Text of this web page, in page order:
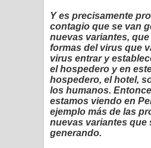
Y es precisamente
contagio que se van
nuevas variantes,
formas del virus que
virus entrar y
el hospedero y en
hospedero, el hotel,
los humanos.
estamos viendo en
ejemplo más de las
nuevas variantes que
generando.